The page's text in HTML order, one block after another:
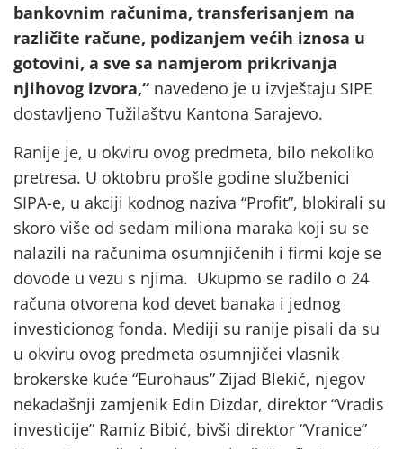
bankovnim računima, transferisanjem na
različite račune, podizanjem većih iznosa u
gotovini, a sve sa namjerom prikrivanja
njihovog izvora,“ navedeno je u izvještaju SIPE
dostavljeno Tužilaštvu Kantona Sarajevo.
Ranije je, u okviru ovog predmeta, bilo nekoliko
pretresa. U oktobru prošle godine službenici
SIPA-e, u akciji kodnog naziva “Profit”, blokirali su
skoro više od sedam miliona maraka koji su se
nalazili na računima osumnjičenih i firmi koje se
dovode u vezu s njima. Ukupmo se radilo o 24
računa otvorena kod devet banaka i jednog
investicionog fonda. Mediji su ranije pisali da su
u okviru ovog predmeta osumnjičei vlasnik
brokerske kuće “Eurohaus” Zijad Blekić, njegov
nekadašnji zamjenik Edin Dizdar, direktor “Vradis
investicije” Ramiz Bibić, bivši direktor “Vranice”